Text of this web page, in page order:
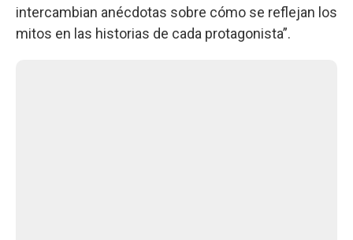
intercambian anécdotas sobre cómo se reflejan los
mitos en las historias de cada protagonista”.